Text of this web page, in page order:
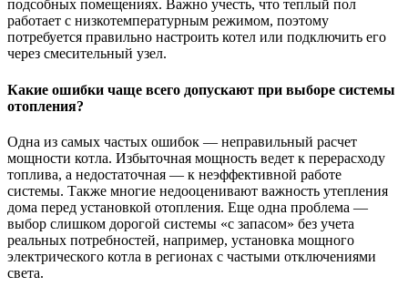
подсобных помещениях. Важно учесть, что теплый пол
работает с низкотемпературным режимом, поэтому
потребуется правильно настроить котел или подключить его
через смесительный узел.
Какие ошибки чаще всего допускают при выборе системы
отопления?
Одна из самых частых ошибок — неправильный расчет
мощности котла. Избыточная мощность ведет к перерасходу
топлива, а недостаточная — к неэффективной работе
системы. Также многие недооценивают важность утепления
дома перед установкой отопления. Еще одна проблема —
выбор слишком дорогой системы «с запасом» без учета
реальных потребностей, например, установка мощного
электрического котла в регионах с частыми отключениями
света.